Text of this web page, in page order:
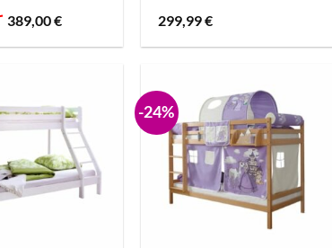
Ursprünglicher
Preis
war:
389,00€Aktueller
ist:
299,99€
-24%